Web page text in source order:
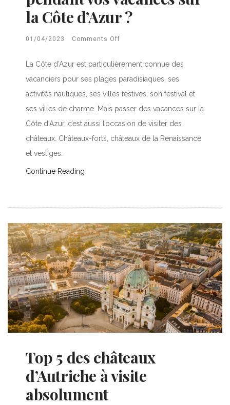
la Côte d’Azur ?
01/04/2023 Comments Off
La Côte d’Azur est particulièrement connue des
vacanciers pour ses plages paradisiaques, ses
activités nautiques, ses villes festives, son festival et
ses villes de charme. Mais passer des vacances sur la
Côte d’Azur, c’est aussi l’occasion de visiter des
châteaux. Châteaux-forts, châteaux de la Renaissance
et vestiges.
Continue Reading
Top 5 des châteaux
d’Autriche à visite
absolument